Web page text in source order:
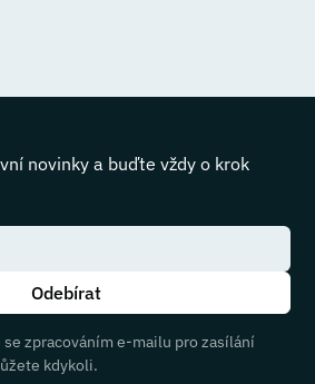
novinky a buďte vždy o krok
zpracováním e-mailu pro zasílání
kdykoli.